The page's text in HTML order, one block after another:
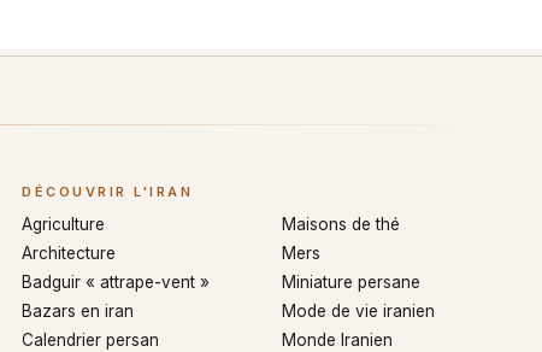
DÉCOUVRIR L'IRAN
Agriculture
Architecture
Badguir « attrape-vent »
Bazars en iran
Calendrier persan
Maisons de thé
Mers
Miniature persane
Mode de vie iranien
Monde Iranien